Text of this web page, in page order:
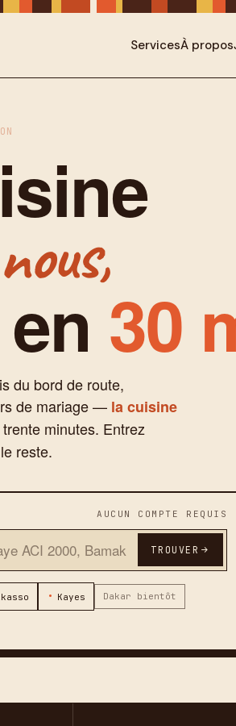
ServicesÀ propos
30
du bord de route,
de mariage — la cuisine
minutes. Entrez
reste.
AUCUN COMPTE REQUIS
TROUVER
Kayes Dakar bientôt